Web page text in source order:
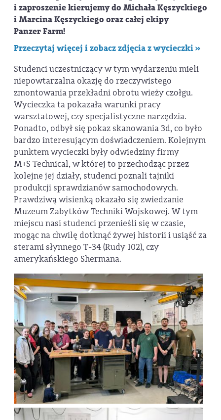
i zaproszenie kierujemy do Michała Kęszyckiego
i Marcina Kęszyckiego oraz całej ekipy
Panzer Farm!
Przeczytaj więcej i zobacz zdjęcia z wycieczki »
Studenci uczestniczący w tym wydarzeniu mieli
niepowtarzalna okazję do rzeczywistego
zmontowania przekładni obrotu wieży czołgu.
Wycieczka ta pokazała warunki pracy
warsztatowej, czy specjalistyczne narzędzia.
Ponadto, odbył się pokaz skanowania 3d, co było
bardzo interesującym doświadczeniem. Kolejnym
punktem wycieczki były odwiedziny firmy
M+S Technical, w której to przechodząc przez
kolejne jej działy, studenci poznali tajniki
produkcji sprawdzianów samochodowych.
Prawdziwą wisienką okazało się zwiedzanie
Muzeum Zabytków Techniki Wojskowej. W tym
miejscu nasi studenci przenieśli się w czasie,
mogąc na chwilę dotknąć żywej historii i usiąść za
sterami słynnego T-34 (Rudy 102), czy
amerykańskiego Shermana.